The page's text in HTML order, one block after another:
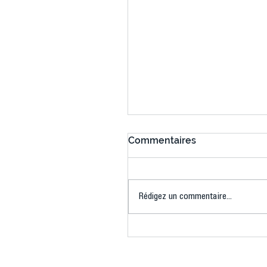
Ping ? Quand le tennis
Commentaires
Rédigez un commentaire...